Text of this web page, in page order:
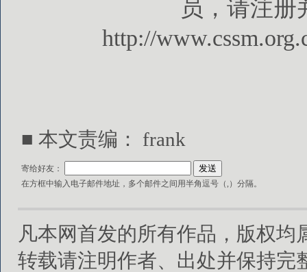
员，请注册
http://
■ 本文责编： frank
寄给好友：
在方框中输入电子邮件地址，多个邮件之间用半角逗号（,）分隔。
凡本网首发的所有作品，版权
转载请注明作者、出处并保持完